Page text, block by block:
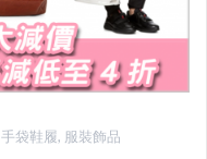
手袋鞋履, 服裝飾品